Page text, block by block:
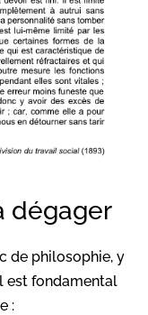
dégager
de philosophie, y
est fondamental
: